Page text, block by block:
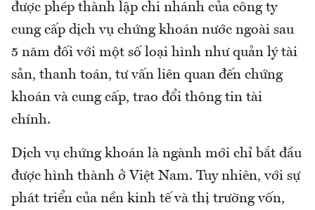
được phép thành lập chi nhánh của công ty
cung cấp dịch vụ chứng khoán nước ngoài sau
5 năm đối với một số loại hình như quản lý tài
sản, thanh toán, tư vấn liên quan đến chứng
khoán và cung cấp, trao đổi thông tin tài
chính.
Dịch vụ chứng khoán là ngành mới chỉ bắt đầu
được hình thành ở Việt Nam. Tuy nhiên, với sự
phát triển của nền kinh tế và thị trường vốn,